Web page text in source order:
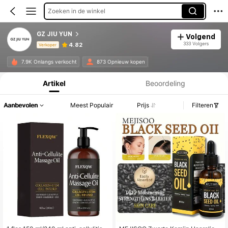
Zoeken in de winkel
GZ JIU YUN
Verkoper 4.82
Volgend
333 Volgers
7.9K Onlangs verkocht 873 Opnieuw kopen
Productinformatie: Prijsopenbaring, Verkoop- en Voorraadgegevens.
Artikel Beoordeling
Aanbevolen Meest Populair Prijs Filteren